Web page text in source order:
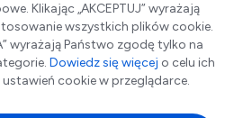
Klikając „AKCEPTUJ” wyrażają
wszystkich plików cookie.
wyrażają Państwo zgodę tylko na
Dowiedz się więcej o celu ich
cookie w przeglądarce.